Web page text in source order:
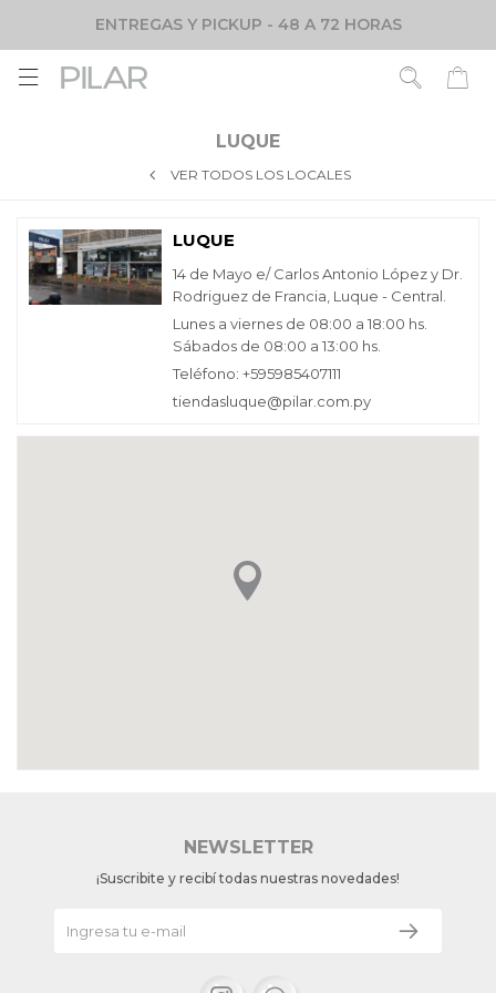
ENTREGAS Y PICKUP - 48 A 72 HORAS

LUQUE
VER TODOS LOS LOCALES
LUQUE
14 de Mayo e/ Carlos Antonio López y Dr.
Rodriguez de Francia, Luque - Central.
Lunes a viernes de 08:00 a 18:00 hs.
Sábados de 08:00 a 13:00 hs.
Teléfono: +595985407111
tiendasluque@pilar.com.py
NEWSLETTER
¡Suscribite y recibí todas nuestras novedades!